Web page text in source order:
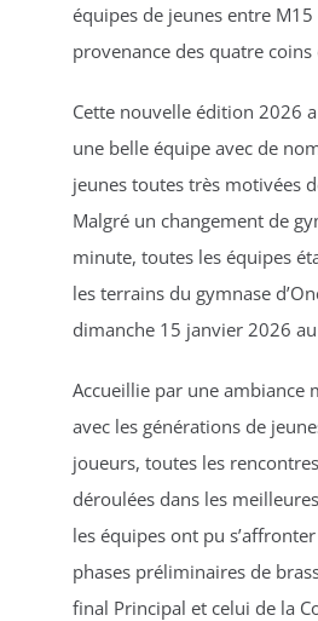
équipes de jeunes entre
provenance des quatre coins
Cette nouvelle édition 2026
une belle équipe avec de
jeunes toutes très motivées
Malgré un changement de
minute, toutes les équipes
les terrains du gymnase
dimanche 15 janvier 2026
Accueillie par une ambiance
avec les générations de
joueurs, toutes les
déroulées dans les
les équipes ont pu
phases préliminaires de
final Principal et celui de la